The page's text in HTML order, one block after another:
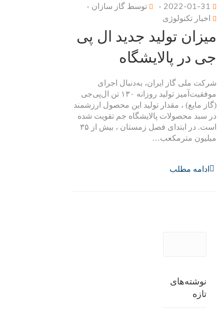
توسط گاز سازان
اخبار تکنولوژی
میزان تولید جدید ال پی
جی در پالایشگاه
شرکت ملی گاز ایران، به‌دنبال اجرای
موفقیت‌آمیز تولید روزانه ۱۳۰ تن ال‌پی‌جی
(گاز مایع) ، مقدار تولید این محصول ارزشمند
در سبد محصولات پالایشگاه جم تقویت شده
است. در ابتدای فصل زمستان ، بیش از ۳۵
میلیون مترمکعب…
ادامه مطلب
نوشته‌های
تازه